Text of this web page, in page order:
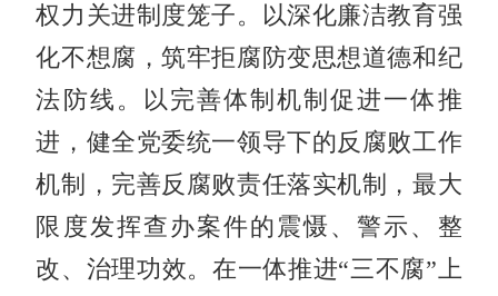
权力关进制度笼子。以深化廉洁教育强
化不想腐，筑牢拒腐防变思想道德和纪
法防线。以完善体制机制促进一体推
进，健全党委统一领导下的反腐败工作
机制，完善反腐败责任落实机制，最大
限度发挥查办案件的震慑、警示、整
改、治理功效。在一体推进“三不腐”上